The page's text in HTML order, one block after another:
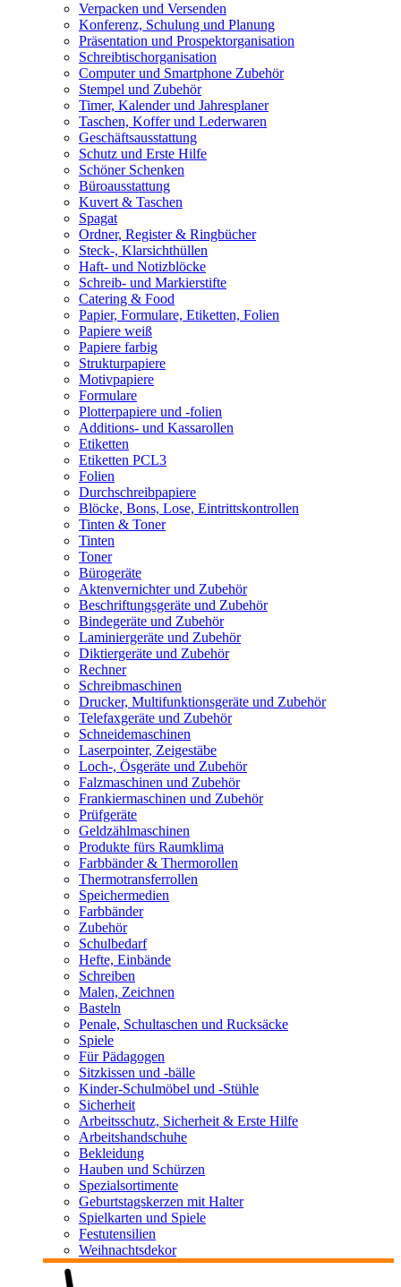
Verpacken und Versenden
Konferenz, Schulung und Planung
Präsentation und Prospektorganisation
Schreibtischorganisation
Computer und Smartphone Zubehör
Stempel und Zubehör
Timer, Kalender und Jahresplaner
Taschen, Koffer und Lederwaren
Geschäftsausstattung
Schutz und Erste Hilfe
Schöner Schenken
Büroausstattung
Kuvert & Taschen
Spagat
Ordner, Register & Ringbücher
Steck-, Klarsichthüllen
Haft- und Notizblöcke
Schreib- und Markierstifte
Catering & Food
Papier, Formulare, Etiketten, Folien
Papiere weiß
Papiere farbig
Strukturpapiere
Motivpapiere
Formulare
Plotterpapiere und -folien
Additions- und Kassarollen
Etiketten
Etiketten PCL3
Folien
Durchschreibpapiere
Blöcke, Bons, Lose, Eintrittskontrollen
Tinten & Toner
Tinten
Toner
Bürogeräte
Aktenvernichter und Zubehör
Beschriftungsgeräte und Zubehör
Bindegeräte und Zubehör
Laminiergeräte und Zubehör
Diktiergeräte und Zubehör
Rechner
Schreibmaschinen
Drucker, Multifunktionsgeräte und Zubehör
Telefaxgeräte und Zubehör
Schneidemaschinen
Laserpointer, Zeigestäbe
Loch-, Ösgeräte und Zubehör
Falzmaschinen und Zubehör
Frankiermaschinen und Zubehör
Prüfgeräte
Geldzählmaschinen
Produkte fürs Raumklima
Farbbänder & Thermorollen
Thermotransferrollen
Speichermedien
Farbbänder
Zubehör
Schulbedarf
Hefte, Einbände
Schreiben
Malen, Zeichnen
Basteln
Penale, Schultaschen und Rucksäcke
Spiele
Für Pädagogen
Sitzkissen und -bälle
Kinder-Schulmöbel und -Stühle
Sicherheit
Arbeitsschutz, Sicherheit & Erste Hilfe
Arbeitshandschuhe
Bekleidung
Hauben und Schürzen
Spezialsortimente
Geburtstagskerzen mit Halter
Spielkarten und Spiele
Festutensilien
Weihnachtsdekor